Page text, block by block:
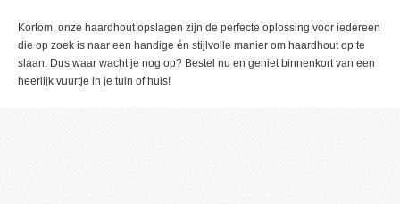
Kortom, onze haardhout opslagen zijn de perfecte oplossing voor iedereen
die op zoek is naar een handige én stijlvolle manier om haardhout op te
slaan. Dus waar wacht je nog op? Bestel nu en geniet binnenkort van een
heerlijk vuurtje in je tuin of huis!